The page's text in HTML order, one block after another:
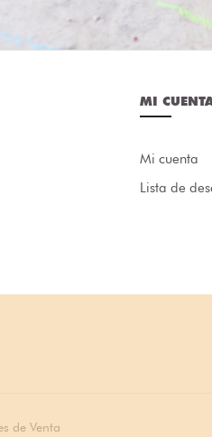
MI
Mi cuenta
Lista de
de Venta